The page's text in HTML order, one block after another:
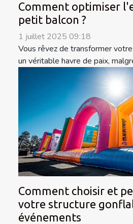
Comment optimiser
petit balcon ?
1 juillet 2025 09:18
Vous rêvez de transformer
un véritable havre de paix,
Comment choisir et
votre structure
événements